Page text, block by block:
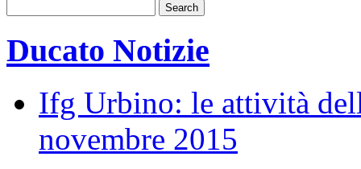
Ducato Notizie
Ifg Urbino: le attività
novembre 2015